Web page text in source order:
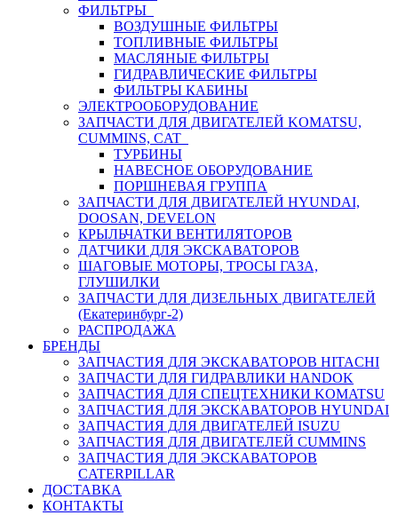
ФИЛЬТРЫ
ВОЗДУШНЫЕ ФИЛЬТРЫ
ТОПЛИВНЫЕ ФИЛЬТРЫ
МАСЛЯНЫЕ ФИЛЬТРЫ
ГИДРАВЛИЧЕСКИЕ ФИЛЬТРЫ
ФИЛЬТРЫ КАБИНЫ
ЭЛЕКТРООБОРУДОВАНИЕ
ЗАПЧАСТИ ДЛЯ ДВИГАТЕЛЕЙ KOMATSU,
CUMMINS, CAT
ТУРБИНЫ
НАВЕСНОЕ ОБОРУДОВАНИЕ
ПОРШНЕВАЯ ГРУППА
ЗАПЧАСТИ ДЛЯ ДВИГАТЕЛЕЙ HYUNDAI,
DOOSAN, DEVELON
КРЫЛЬЧАТКИ ВЕНТИЛЯТОРОВ
ДАТЧИКИ ДЛЯ ЭКСКАВАТОРОВ
ШАГОВЫЕ МОТОРЫ, ТРОСЫ ГАЗА,
ГЛУШИЛКИ
ЗАПЧАСТИ ДЛЯ ДИЗЕЛЬНЫХ ДВИГАТЕЛЕЙ
(Екатеринбург-2)
РАСПРОДАЖА
БРЕНДЫ
ЗАПЧАСТИЯ ДЛЯ ЭКСКАВАТОРОВ HITACHI
ЗАПЧАСТИ ДЛЯ ГИДРАВЛИКИ HANDOK
ЗАПЧАСТИЯ ДЛЯ СПЕЦТЕХНИКИ KOMATSU
ЗАПЧАСТИЯ ДЛЯ ЭКСКАВАТОРОВ HYUNDAI
ЗАПЧАСТИЯ ДЛЯ ДВИГАТЕЛЕЙ ISUZU
ЗАПЧАСТИЯ ДЛЯ ДВИГАТЕЛЕЙ CUMMINS
ЗАПЧАСТИЯ ДЛЯ ЭКСКАВАТОРОВ
CATERPILLAR
ДОСТАВКА
КОНТАКТЫ